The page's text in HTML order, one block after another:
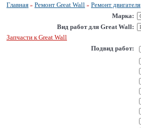
Главная » Ремонт Great Wall » Ремонт двигателя
Марка:
Вид работ для Great Wall:
Запчасти к Great Wall
Подвид работ: